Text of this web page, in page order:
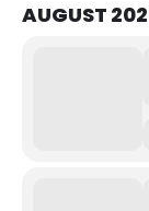
AUGUST